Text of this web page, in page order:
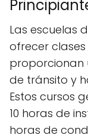
Las escuelas
ofrecer
proporcionan
de tránsito y
Estos cursos
10 horas de
horas de